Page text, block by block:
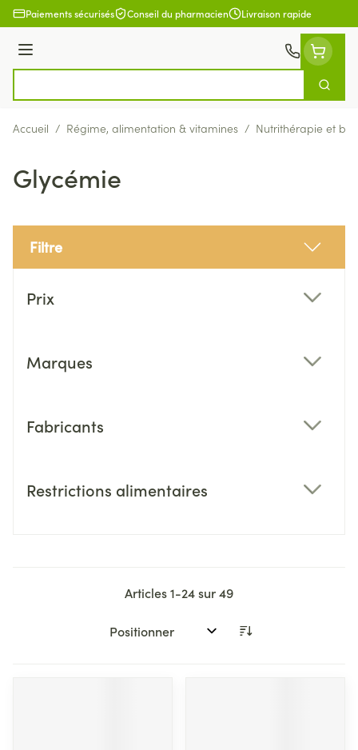
Aller au contenu
Paiements sécurisés Conseil du pharmacien Livraison rapide
Menu
Accueil / Régime, alimentation & vitamines / Nutrithérapie et
Glycémie
Filtre
Prix
Marques
Fabricants
Restrictions alimentaires
Articles1-24sur49
Trier par: